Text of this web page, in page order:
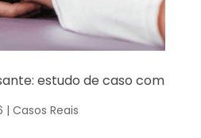
estudo de caso com
| Casos Reais